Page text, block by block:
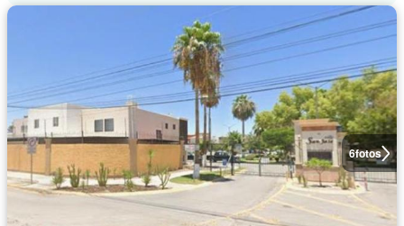
6fotos